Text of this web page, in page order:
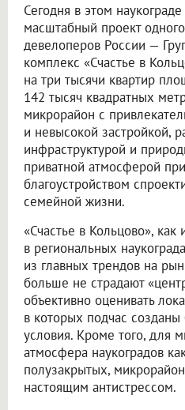
Сегодня в этом
масштабный проект
девелоперов России —
комплекс «Счастье в
на три тысячи квартир
142 тысяч квадратных
микрорайон с
и невысокой застройкой,
инфраструктурой и
приватной атмосферой
благоустройством
семейной жизни.
«Счастье в Кольцово», как
в региональных
из главных трендов на
больше не страдают
объективно оценивать
в которых подчас
условия. Кроме того, для
атмосфера наукоградов
полузакрытых,
настоящим антистрессом.